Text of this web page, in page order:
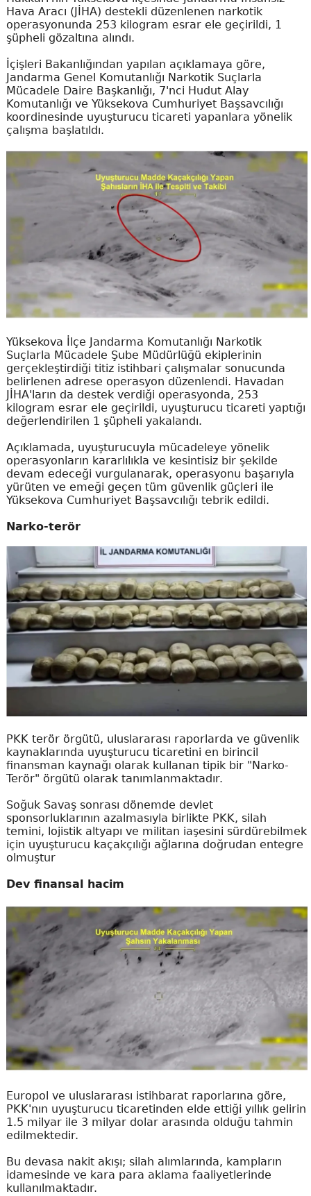
Hava Aracı (JİHA) destekli düzenlenen narkotik
operasyonunda 253 kilogram esrar ele geçirildi, 1
şüpheli gözaltına alındı.
İçişleri Bakanlığından yapılan açıklamaya göre,
Jandarma Genel Komutanlığı Narkotik Suçlarla
Mücadele Daire Başkanlığı, 7'nci Hudut Alay
Komutanlığı ve Yüksekova Cumhuriyet Başsavcılığı
koordinesinde uyuşturucu ticareti yapanlara yönelik
çalışma başlatıldı.
Yüksekova İlçe Jandarma Komutanlığı Narkotik
Suçlarla Mücadele Şube Müdürlüğü ekiplerinin
gerçekleştirdiği titiz istihbari çalışmalar sonucunda
belirlenen adrese operasyon düzenlendi. Havadan
JİHA'ların da destek verdiği operasyonda, 253
kilogram esrar ele geçirildi, uyuşturucu ticareti yaptığı
değerlendirilen 1 şüpheli yakalandı.
Açıklamada, uyuşturucuyla mücadeleye yönelik
operasyonların kararlılıkla ve kesintisiz bir şekilde
devam edeceği vurgulanarak, operasyonu başarıyla
yürüten ve emeği geçen tüm güvenlik güçleri ile
Yüksekova Cumhuriyet Başsavcılığı tebrik edildi.
Narko-terör
PKK terör örgütü, uluslararası raporlarda ve güvenlik
kaynaklarında uyuşturucu ticaretini en birincil
finansman kaynağı olarak kullanan tipik bir "Narko-
Terör" örgütü olarak tanımlanmaktadır.
Soğuk Savaş sonrası dönemde devlet
sponsorluklarının azalmasıyla birlikte PKK, silah
temini, lojistik altyapı ve militan iaşesini sürdürebilmek
için uyuşturucu kaçakçılığı ağlarına doğrudan entegre
olmuştur
Dev finansal hacim
Europol ve uluslararası istihbarat raporlarına göre,
PKK'nın uyuşturucu ticaretinden elde ettiği yıllık gelirin
1.5 milyar ile 3 milyar dolar arasında olduğu tahmin
edilmektedir.
Bu devasa nakit akışı; silah alımlarında, kampların
idamesinde ve kara para aklama faaliyetlerinde
kullanılmaktadır.